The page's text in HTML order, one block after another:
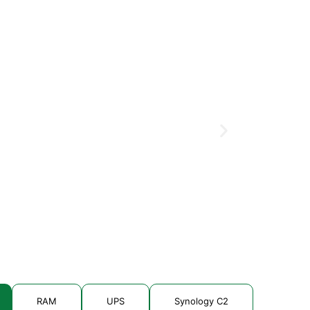
RAM UPS Synology C2